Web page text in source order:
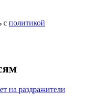
с политикой
на раздражители